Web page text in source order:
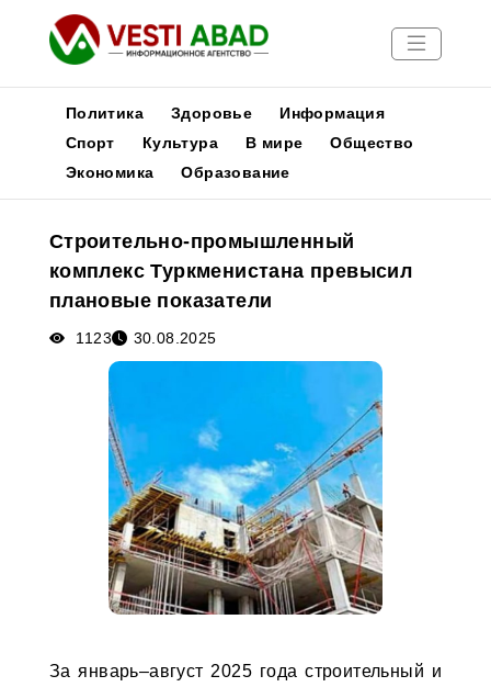
Новости
Медиа
Афиша
Политика Здоровье
Информация
Спорт
Культура В мире
Общество
Экономика
Образование
Строительно-промышленный
комплекс Туркменистана превысил
плановые показатели
1123 30.08.2025
За январь–август 2025 года строительный и